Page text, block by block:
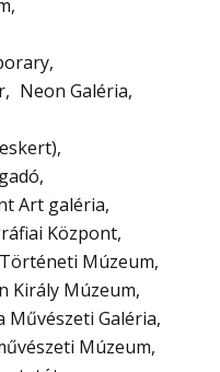
Neon Galéria
Art galéria
Központ
Múzeum
Király Múzeum
Művészeti Galéria
Múzeum